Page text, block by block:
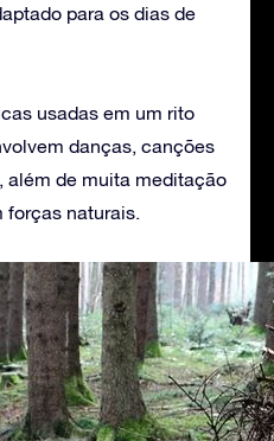
para os dias de
usadas em um rito
danças, canções
além de muita meditação
naturais.